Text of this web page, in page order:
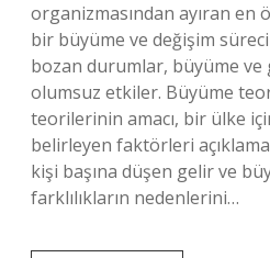
organizmasından ayıran en
bir büyüme ve değişim süreci
bozan durumlar, büyüme ve
olumsuz etkiler. Büyüme
teorilerinin amacı, bir ülke
belirleyen faktörleri
kişi başına düşen gelir ve
farklılıkların nedenlerini…